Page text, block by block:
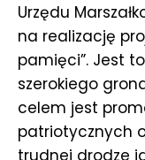
Urzędu
na realizację
pamięci”. Jest
szerokiego
celem jest
patriotycznych
trudnej drodze